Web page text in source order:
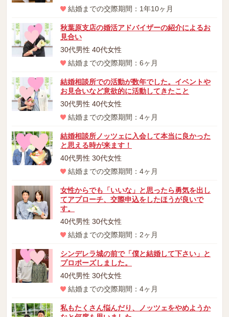
結婚までの交際期間：1年10ヶ月
秋葉原支店の婚活アドバイザーの紹介によるお
見合い
30代男性 40代女性
結婚までの交際期間：6ヶ月
結婚相談所での活動が数年でした。イベントや
お見合いなど意欲的に活動してきたこと
30代男性 40代女性
結婚までの交際期間：4ヶ月
結婚相談所ノッツェに入会して本当に良かった
と思える時が来ます！
40代男性 30代女性
結婚までの交際期間：4ヶ月
女性からでも「いいな」と思ったら勇気を出し
てアプローチ、交際申込をしたほうが良いで
す。
40代男性 30代女性
結婚までの交際期間：2ヶ月
シンデレラ城の前で「僕と結婚して下さい」と
プロポーズしました。
40代男性 30代女性
結婚までの交際期間：4ヶ月
私もたくさん悩んだり、ノッツェをやめようか